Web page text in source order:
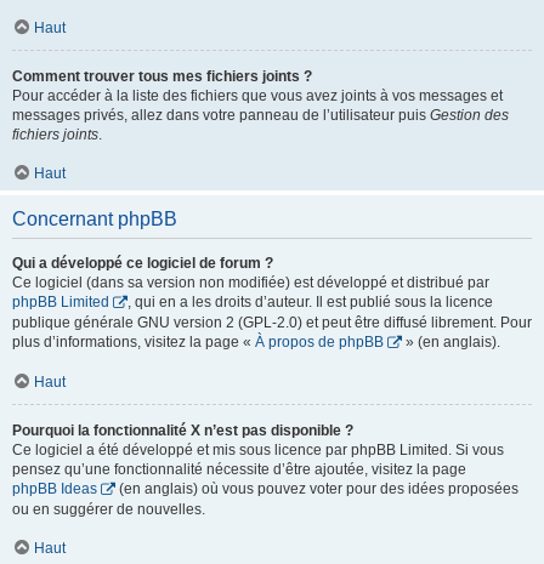
Haut
Comment trouver tous mes fichiers joints ?
Pour accéder à la liste des fichiers que vous avez joints à vos messages et
messages privés, allez dans votre panneau de l’utilisateur puis Gestion des
fichiers joints.
Haut
Concernant phpBB
Qui a développé ce logiciel de forum ?
Ce logiciel (dans sa version non modifiée) est développé et distribué par
phpBB Limited
, qui en a les droits d’auteur. Il est publié sous la licence
publique générale GNU version 2 (GPL-2.0) et peut être diffusé librement. Pour
plus d’informations, visitez la page « À propos de phpBB » (en anglais).
Haut
Pourquoi la fonctionnalité X n’est pas disponible ?
Ce logiciel a été développé et mis sous licence par phpBB Limited. Si vous
pensez qu’une fonctionnalité nécessite d’être ajoutée, visitez la page
phpBB Ideas
(en anglais) où vous pouvez voter pour des idées proposées
ou en suggérer de nouvelles.
Haut